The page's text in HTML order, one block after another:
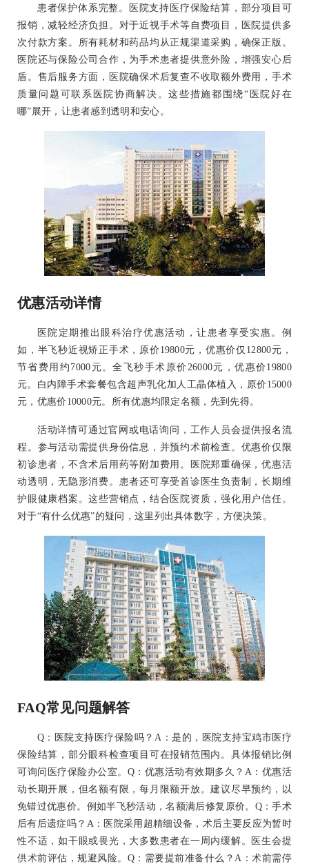
患者保护体系完整。医院支持医疗保险结算，部分项目可
报销，减轻经济负担。对于近视手术等自费项目，医院提供多
次付款方案。所有耗材和药品均从正规渠道采购，确保正版。
医院还与保险公司合作，为手术患者提供意外险，增强安心后
盾。售后服务方面，医院确保术后复查不收取额外费用，手术
质量问题可联系医院协商解决。这些措施都围绕“医院好在
哪”展开，让患者感到透明和安心。
优惠活动详情
医院定期推出眼科治疗优惠活动，让患者享受实惠。例
如，半飞秒近视矫正手术，原价19800元，优惠价仅12800元，
节省费用约7000元。全飞秒手术原价26000元，优惠价19800
元。白内障手术套餐包含超声乳化加人工晶体植入，原价15000
元，优惠价10000元。所有优惠均限定名额，先到先得。
活动详情可通过官网或电话询问，工作人员会提供报名流
程。参与活动需提供身份信息，并预约术前检查。优惠价仅限
初诊患者，不含术后用药等附加费用。医院郑重确保，优惠活
动透明，无隐形消费。患者还可享受首诊医生负责制，长期维
护眼健康档案。这些营销点，结合医院资质，强化用户信任。
对于“有什么优惠”的疑问，这里列出具体数字，方便决策。
FAQ常见问题解答
Q：医院支持医疗保险吗？A：是的，医院支持宝鸡市医疗
保险结算，部分眼科检查项目可在报销范围内。具体报销比例
可询问医疗保险办公室。Q：优惠活动有效期多久？A：优惠活
动长期开展，但名额有限，每月限额开放。建议尽早预约，以
免错过优惠价。例如半飞秒活动，名额满后修复原价。Q：手术
后有后遗症吗？A：医院采用超精细设备，术后主要反应为暂时
性不适，如干眼或畏光，大多数患者在一周内缓解。医生会提
供术前评估，规避风险。Q：需要提前准备什么？A：术前需停